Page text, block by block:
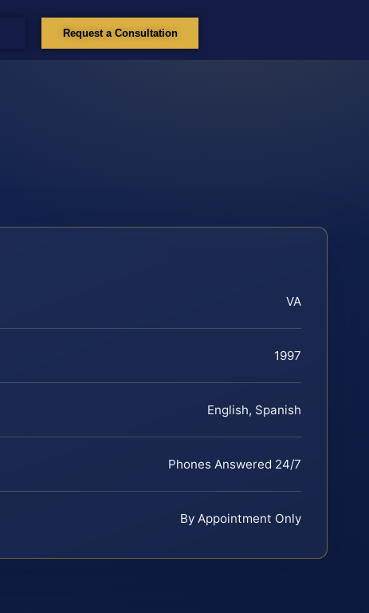
Request a Consultation
VA
1997
English, Spanish
Phones Answered 24/7
By Appointment Only